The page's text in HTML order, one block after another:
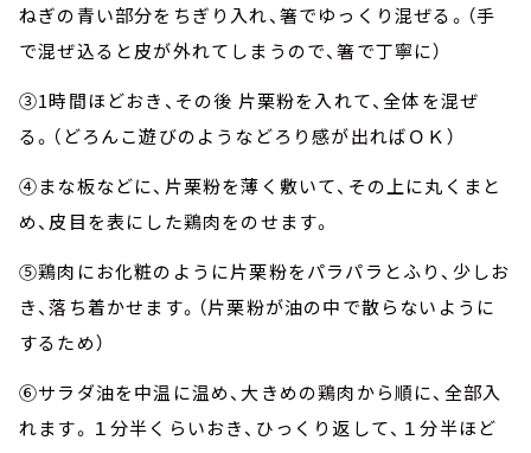
ねぎの青い部分をちぎり入れ、箸でゆっくり混ぜる。（手
で混ぜ込ると皮が外れてしまうので、箸で丁寧に）
③1時間ほどおき、その後 片栗粉を入れて、全体を混ぜ
る。（どろんこ遊びのようなどろり感が出ればＯＫ）
④まな板などに、片栗粉を薄く敷いて、その上に丸くまと
め、皮目を表にした鶏肉をのせます。
⑤鶏肉にお化粧のように片栗粉をパラパラとふり、少しお
き、落ち着かせます。（片栗粉が油の中で散らないように
するため）
⑥サラダ油を中温に温め、大きめの鶏肉から順に、全部入
れます。１分半くらいおき、ひっくり返して、１分半ほど